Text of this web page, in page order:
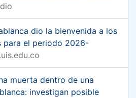
dio la bienvenida a los
para el periodo 2026-
muerta dentro de una
investigan posible